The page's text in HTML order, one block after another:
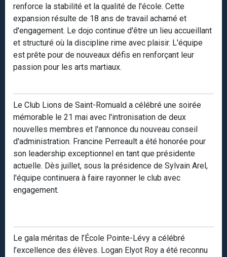
renforce la stabilité et la qualité de l'école. Cette
expansion résulte de 18 ans de travail acharné et
d'engagement. Le dojo continue d'être un lieu accueillant
et structuré où la discipline rime avec plaisir. L'équipe
est prête pour de nouveaux défis en renforçant leur
passion pour les arts martiaux.
Le Club Lions de Saint-Romuald a célébré une soirée
mémorable le 21 mai avec l'intronisation de deux
nouvelles membres et l'annonce du nouveau conseil
d'administration. Francine Perreault a été honorée pour
son leadership exceptionnel en tant que présidente
actuelle. Dès juillet, sous la présidence de Sylvain Arel,
l'équipe continuera à faire rayonner le club avec
engagement.
Le gala méritas de l’École Pointe-Lévy a célébré
l’excellence des élèves. Logan Elyot Roy a été reconnu